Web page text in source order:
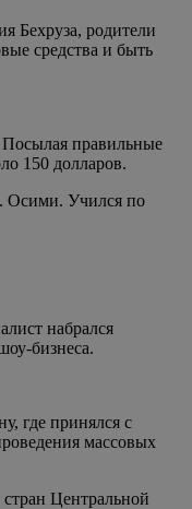
Бехруза, родители
средства и быть
Посылая правильные
150 долларов.
Осими. Учился по
набрался
бизнеса.
где принялся с
массовых
Центральной